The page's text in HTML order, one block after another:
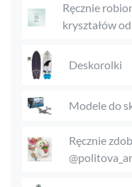
Ręcznie
kryształów
Deskorolki
Modele do
Ręcznie